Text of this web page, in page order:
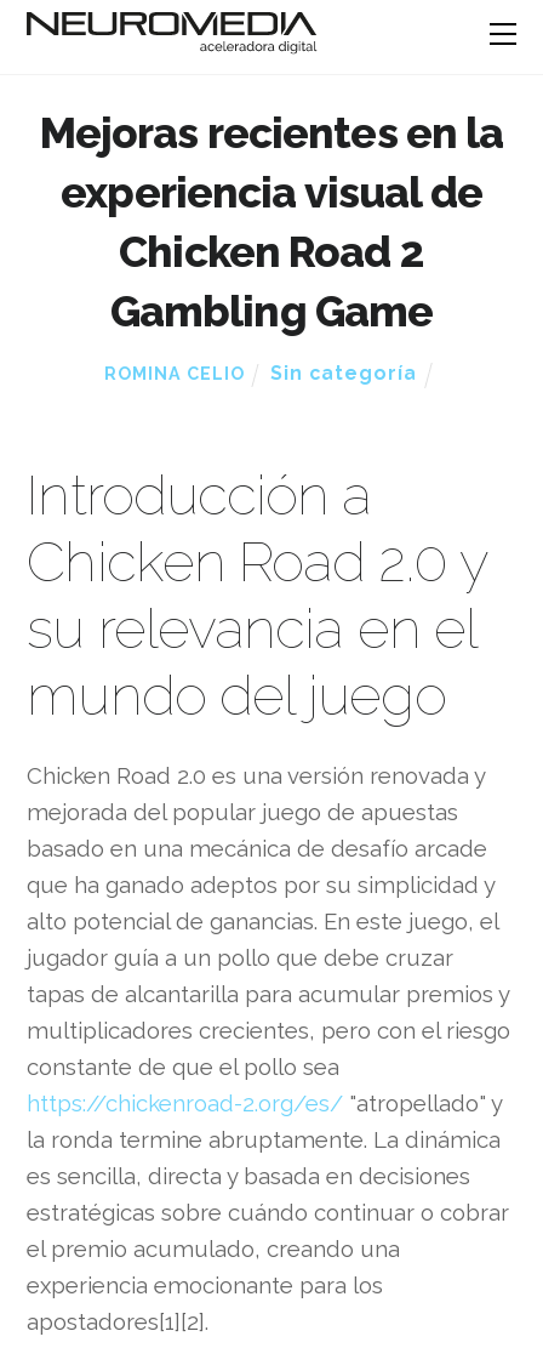
Mejoras recientes en la
experiencia visual de
Chicken Road 2
Gambling Game
ROMINA CELIO Sin categoría
Introducción a
Chicken Road 2.0 y
su relevancia en el
mundo del juego
Chicken Road 2.0 es una versión renovada y
mejorada del popular juego de apuestas
basado en una mecánica de desafío arcade
que ha ganado adeptos por su simplicidad y
alto potencial de ganancias. En este juego, el
jugador guía a un pollo que debe cruzar
tapas de alcantarilla para acumular premios y
multiplicadores crecientes, pero con el riesgo
constante de que el pollo sea
https://chickenroad-2.org/es/ "atropellado" y
la ronda termine abruptamente. La dinámica
es sencilla, directa y basada en decisiones
estratégicas sobre cuándo continuar o cobrar
el premio acumulado, creando una
experiencia emocionante para los
apostadores[1][2].